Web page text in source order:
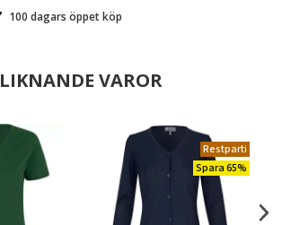
100 dagars öppet köp
LIKNANDE VAROR
Restparti
Spara 65%